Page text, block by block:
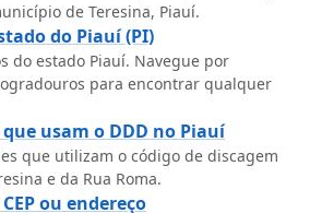
de Teresina, Piauí.
do Piauí (PI)
do estado Piauí. Navegue por
para encontrar qualquer
que usam o DDD no Piauí
que utilizam o código de discagem
e da Rua Roma.
ou endereço